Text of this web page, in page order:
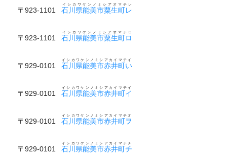
〒923-1101 石川県能美市粟生町レ
イシカワケンノミシアオマチレ
〒923-1101 石川県能美市粟生町ロ
イシカワケンノミシアオマチロ
〒929-0101 石川県能美市赤井町い
イシカワケンノミシアカイマチイ
〒929-0101 石川県能美市赤井町イ
イシカワケンノミシアカイマチイ
〒929-0101 石川県能美市赤井町ヲ
イシカワケンノミシアカイマチオ
〒929-0101 石川県能美市赤井町チ
イシカワケンノミシアカイマチチ